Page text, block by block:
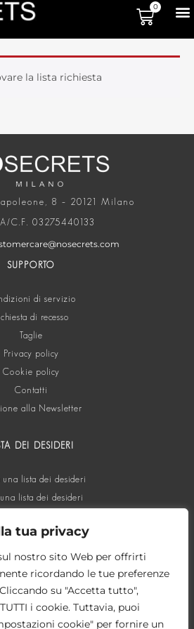
tua privacy
nostro sito Web per offrirti
ricordando le tue preferenze
su "Accetta tutto",
i cookie. Tuttavia, puoi
cookie" per fornire un
0
la lista richiesta
8 – 20121 Milano
C.F. 03275440133
SUPPORTO
di servizio
di recesso
Taglie
Privacy policy
Cookie policy
Contatti
alla Newsletter
DEI DESIDERI
una lista dei desideri
lista dei desideri
SOCIAL